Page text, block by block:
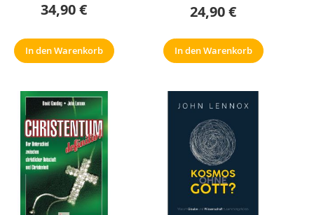
34,90 €
In den Warenkorb
24,90 €
In den Warenkorb